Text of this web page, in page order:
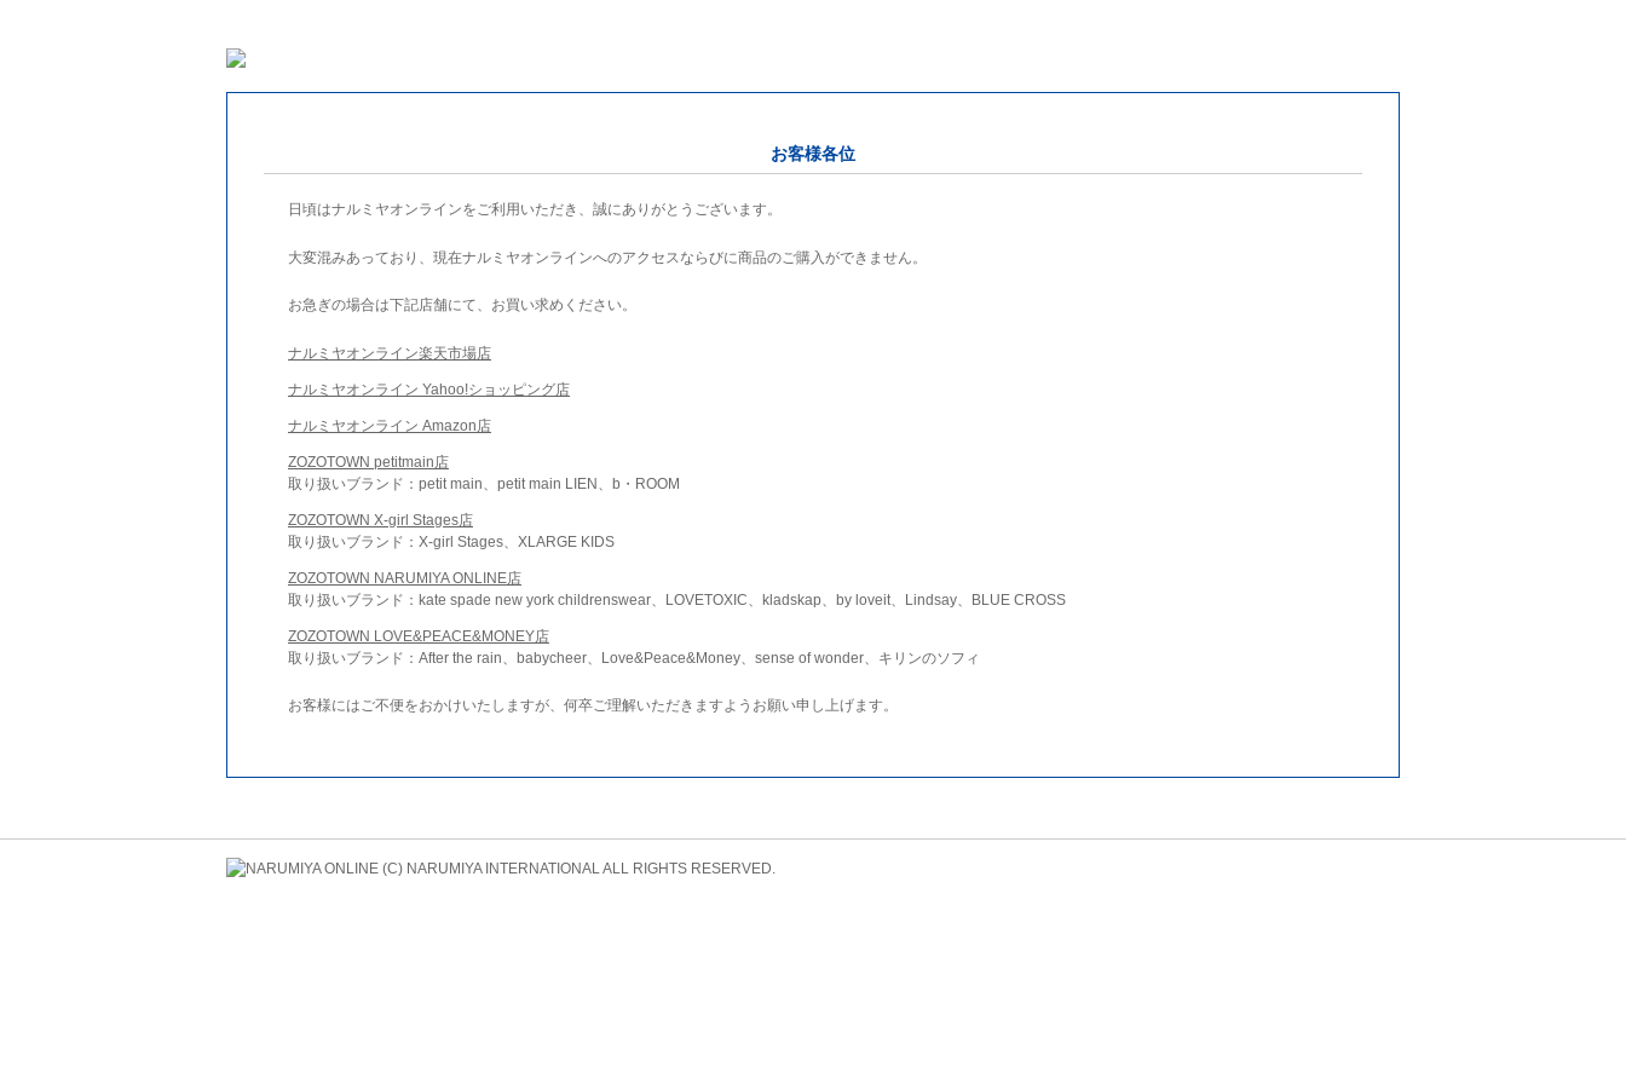
お客様各位
日頃はナルミヤオンラインをご利用いただき、誠にありがとうございます。
大変混みあっており、現在ナルミヤオンラインへのアクセスならびに商品のご購入ができません。
お急ぎの場合は下記店舗にて、お買い求めください。
ナルミヤオンライン楽天市場店
ナルミヤオンライン Yahoo!ショッピング店
ナルミヤオンライン Amazon店
ZOZOTOWN petitmain店
取り扱いブランド：petit main、petit main LIEN、b・ROOM
ZOZOTOWN X-girl Stages店
取り扱いブランド：X-girl Stages、XLARGE KIDS
ZOZOTOWN NARUMIYA ONLINE店
取り扱いブランド：kate spade new york childrenswear、LOVETOXIC、kladskap、by loveit、Lindsay、BLUE CROSS
ZOZOTOWN LOVE&PEACE&MONEY店
取り扱いブランド：After the rain、babycheer、Love&Peace&Money、sense of wonder、キリンのソフィ
お客様にはご不便をおかけいたしますが、何卒ご理解いただきますようお願い申し上げます。